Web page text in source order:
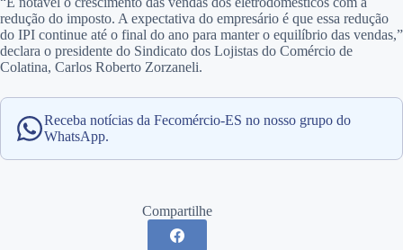
redução do imposto. A expectativa do empresário é que essa redução
do IPI continue até o final do ano para manter o equilíbrio das vendas,”
declara o presidente do Sindicato dos Lojistas do Comércio de
Colatina, Carlos Roberto Zorzaneli.
Receba notícias da Fecomércio-ES no nosso grupo do
WhatsApp.
Compartilhe